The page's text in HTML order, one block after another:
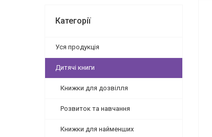
Категорії
Уся продукція
Дитячі книги
Книжки для дозвілля
Розвиток та навчання
Книжки для найменших